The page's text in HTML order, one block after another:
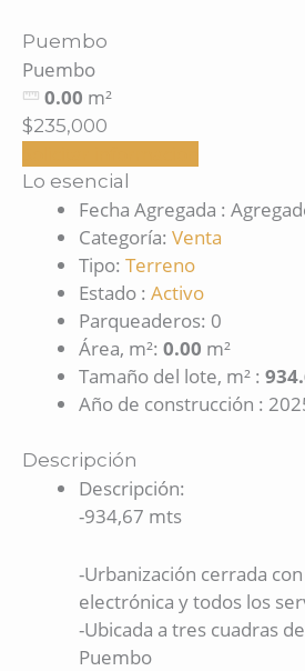
Puembo
Puembo
0.00 m²
$235,000
Lo esencial
Fecha Agregada :
Categoría: Venta
Tipo: Terreno
Estado : Activo
Parqueaderos: 0
Área, m²: 0.00 m²
Tamaño del lote, m² :
Año de construcción :
Descripción
Descripción:
-934,67 mts
-Urbanización cerrada
electrónica y todos los
-Ubicada a tres cuadras
Puembo